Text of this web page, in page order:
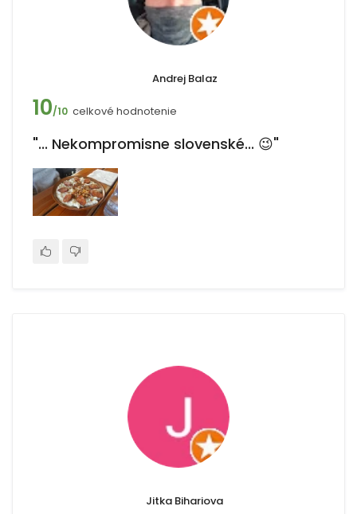
Andrej Balaz
10/10 celkové hodnotenie
"... Nekompromisne slovenské... 😉"
Jitka Bihariova